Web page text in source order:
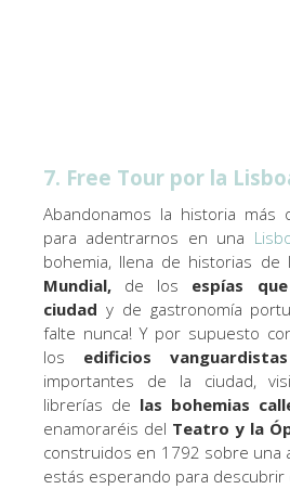
7. Free Tour por la
Abandonamos la historia más
para adentrarnos en una
bohemia, llena de historias de
Mundial, de los espías
ciudad y de gastronomía
falte nunca! Y por supuesto
los edificios vanguardistas
importantes de la ciudad,
librerías de las bohemias
enamoraréis del Teatro y la
construidos en 1792 sobre una
estás esperando para descubrir